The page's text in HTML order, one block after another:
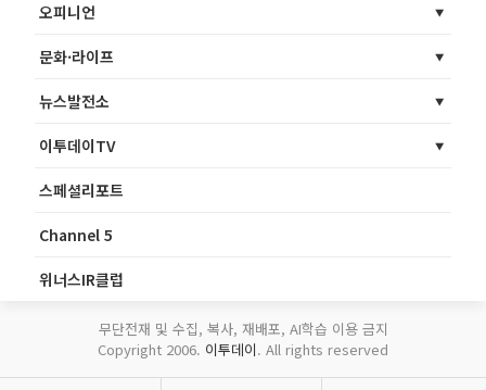
오피니언
문화·라이프
뉴스발전소
이투데이TV
스페셜리포트
Channel 5
위너스IR클럽
무단전재 및 수집, 복사, 재배포, AI학습 이용 금지
Copyright 2006. 이투데이. All rights reserved